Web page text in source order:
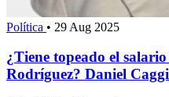
Política • 29 Aug 2025
¿Tiene topeado el
Rodríguez? Daniel